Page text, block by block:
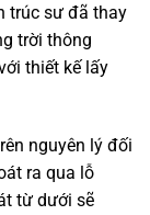
trúc sư đã thay
trời thông
thiết kế lấy
nguyên lý đối
ra qua lỗ
từ dưới sẽ